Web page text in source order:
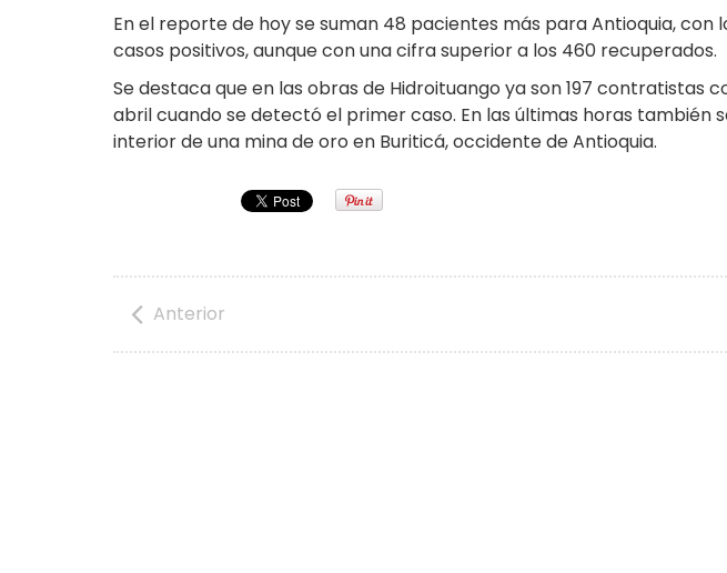
En el reporte de hoy se suman 48 pacientes más para Antioquia, con
casos positivos, aunque con una cifra superior a los 460 recuperados.
Se destaca que en las obras de Hidroituango ya son 197 contratistas
abril cuando se detectó el primer caso. En las últimas horas también
interior de una mina de oro en Buriticá, occidente de Antioquia.
Anterior